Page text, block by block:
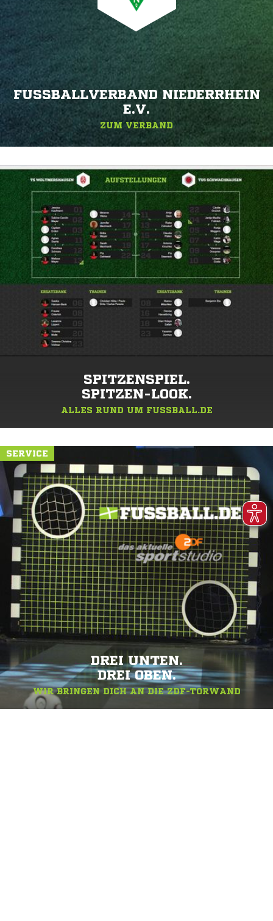
FUSSBALLVERBAND NIEDERRHEIN E
.V.
ZUM VERBAND
SPITZENSPIEL.
SPITZEN-LOOK.
ALLES RUND UM FUSSBALL.DE
SERVICE
DREI UNTEN.
DREI OBEN.
WIR BRINGEN DICH AN DIE ZDF-TORWAND